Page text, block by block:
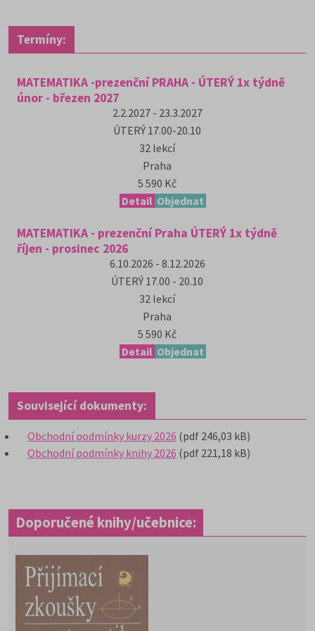
Termíny:
MATEMATIKA -prezenční PRAHA - ÚTERÝ 1x týdně
únor - březen 2027
2.2.2027 - 23.3.2027
ÚTERÝ 17.00-20.10
32 lekcí
Praha
5 590 Kč
Detail Objednat
MATEMATIKA - prezenční Praha ÚTERÝ 1x týdně
říjen - prosinec 2026
6.10.2026 - 8.12.2026
ÚTERÝ 17.00 - 20.10
32 lekcí
Praha
5 590 Kč
Detail Objednat
Související dokumenty:
Obchodní podmínky kurzy 2026 (pdf 246,03 kB)
Obchodní podmínky knihy 2026 (pdf 221,18 kB)
Doporučené knihy/učebnice: